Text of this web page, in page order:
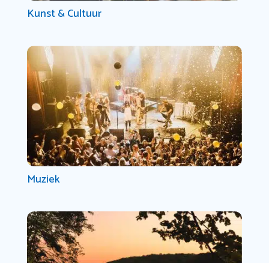
Kunst & Cultuur
Muziek